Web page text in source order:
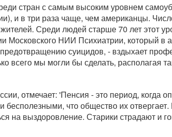
стран с самым высоким уровнем
и в три раза чаще, чем американцы.
Среди людей старше 70 лет этот
Московского НИИ Психиатрии, который
суицидов, - вздыхает
всего мы могли бы сделать, располагая
отмечает: 'Пенсия - это период, когда
что общество их
на выздоровление. Старики страдают и